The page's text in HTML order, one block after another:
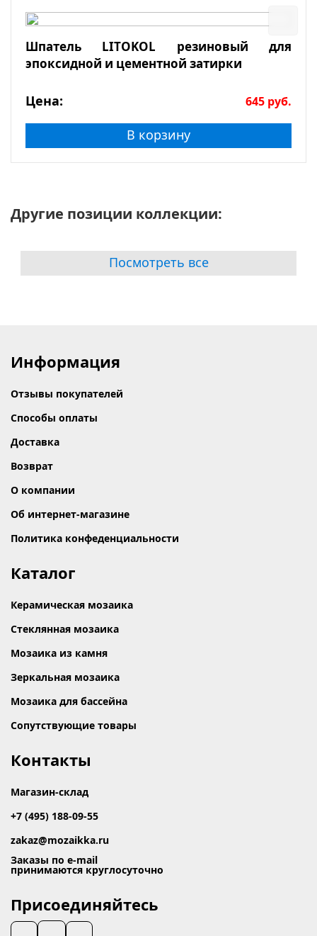
Шпатель LITOKOL резиновый для
эпоксидной и цементной затирки
Цена: 645 руб.
В корзину
Другие позиции коллекции:
Посмотреть все
Информация
Отзывы покупателей
Способы оплаты
Доставка
Возврат
О компании
Об интернет-магазине
Политика конфеденциальности
Каталог
Керамическая мозаика
Стеклянная мозаика
Мозаика из камня
Зеркальная мозаика
Мозаика для бассейна
Сопутствующие товары
Контакты
Магазин-склад
+7 (495) 188-09-55
zakaz@mozaikka.ru
Заказы по e-mail
принимаются круглосуточно
Присоединяйтесь